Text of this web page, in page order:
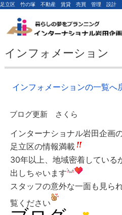
インフォメーション
インフォメーションの一覧へ
ブログ更新 さくら
インターナショナル岩田企画
足立区の情報満載
30年以上、地域密着している
出しちゃいます
スタッフの意外な一面も見ら
覧ください